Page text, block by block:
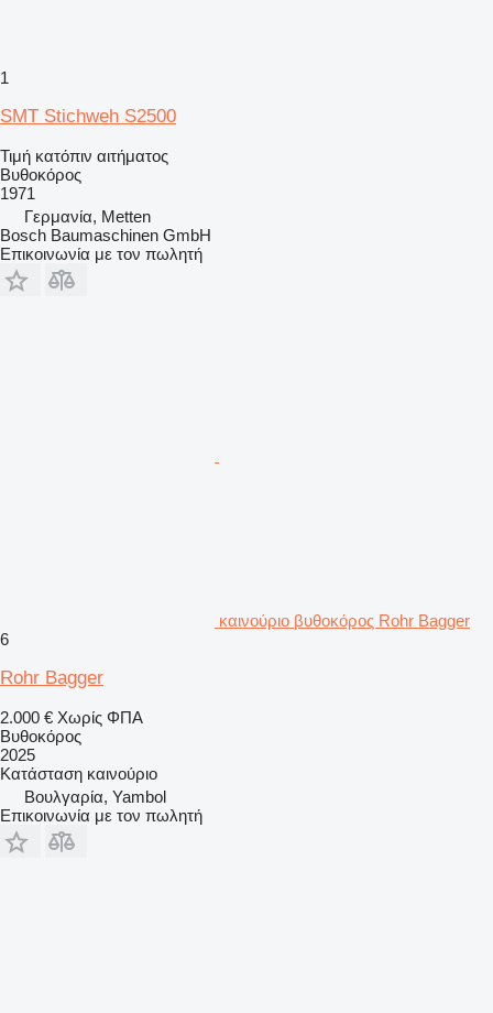
1
SMT Stichweh S2500
Τιμή κατόπιν αιτήματος
Βυθοκόρος
1971
Γερμανία, Metten
Bosch Baumaschinen GmbH
Επικοινωνία με τον πωλητή
καινούριο βυθοκόρος Rohr Bagger
6
Rohr Bagger
2.000 € Χωρίς ΦΠΑ
Βυθοκόρος
2025
Κατάσταση καινούριο
Βουλγαρία, Yambol
Επικοινωνία με τον πωλητή